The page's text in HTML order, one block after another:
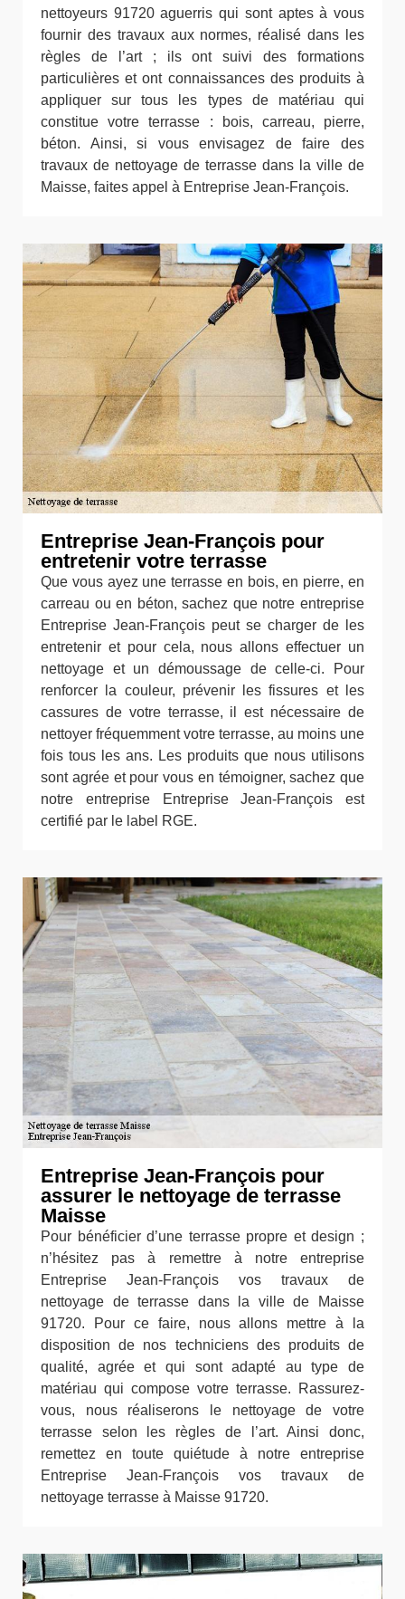
nettoyeurs 91720 aguerris qui sont aptes à vous
fournir des travaux aux normes, réalisé dans les
règles de l’art ; ils ont suivi des formations
particulières et ont connaissances des produits à
appliquer sur tous les types de matériau qui
constitue votre terrasse : bois, carreau, pierre,
béton. Ainsi, si vous envisagez de faire des
travaux de nettoyage de terrasse dans la ville de
Maisse, faites appel à Entreprise Jean-François.
Entreprise Jean-François pour
entretenir votre terrasse
Que vous ayez une terrasse en bois, en pierre, en
carreau ou en béton, sachez que notre entreprise
Entreprise Jean-François peut se charger de les
entretenir et pour cela, nous allons effectuer un
nettoyage et un démoussage de celle-ci. Pour
renforcer la couleur, prévenir les fissures et les
cassures de votre terrasse, il est nécessaire de
nettoyer fréquemment votre terrasse, au moins une
fois tous les ans. Les produits que nous utilisons
sont agrée et pour vous en témoigner, sachez que
notre entreprise Entreprise Jean-François est
certifié par le label RGE.
Entreprise Jean-François pour
assurer le nettoyage de terrasse
Maisse
Pour bénéficier d’une terrasse propre et design ;
n’hésitez pas à remettre à notre entreprise
Entreprise Jean-François vos travaux de
nettoyage de terrasse dans la ville de Maisse
91720. Pour ce faire, nous allons mettre à la
disposition de nos techniciens des produits de
qualité, agrée et qui sont adapté au type de
matériau qui compose votre terrasse. Rassurez-
vous, nous réaliserons le nettoyage de votre
terrasse selon les règles de l’art. Ainsi donc,
remettez en toute quiétude à notre entreprise
Entreprise Jean-François vos travaux de
nettoyage terrasse à Maisse 91720.